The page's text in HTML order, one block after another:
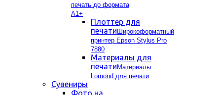
печать до формата
А1+
Плоттер для
печати Широкоформатный
принтер Epson Stylus Pro
7880
Материалы для
печати Материалы
Lomond для печати
Сувениры
Фото на